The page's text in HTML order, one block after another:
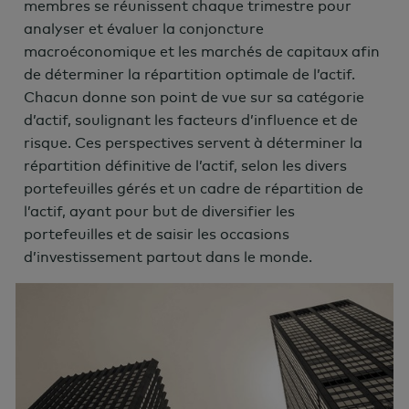
membres se réunissent chaque trimestre pour
analyser et évaluer la conjoncture
macroéconomique et les marchés de capitaux afin
de déterminer la répartition optimale de l’actif.
Chacun donne son point de vue sur sa catégorie
d’actif, soulignant les facteurs d’influence et de
risque. Ces perspectives servent à déterminer la
répartition définitive de l’actif, selon les divers
portefeuilles gérés et un cadre de répartition de
l’actif, ayant pour but de diversifier les
portefeuilles et de saisir les occasions
d’investissement partout dans le monde.